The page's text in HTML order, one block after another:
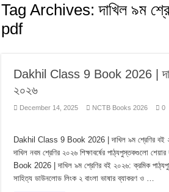
Tag Archives:দাখিল ৯ম
pdf
Dakhil Class 9 Book 2026 |
২০২৬
December 14, 2025 NCTB Books 2026 0
Dakhil Class 9 Book 2026 | দাখিল ৯ম শ্রেণির বই
দাখিল নবম শ্রেণির ২০২৬ শিক্ষাবর্ষের পাঠ্যপুস্তকগুলো
Book 2026 | দাখিল ৯ম শ্রেণির বই ২০২৬: ক্রমিক
সাহিত্য ডাউনলোড লিংক ২ বাংলা ভাষার ব্যাকরণ ও …